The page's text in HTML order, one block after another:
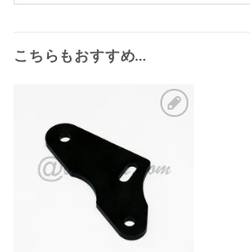
こちらもおすすめ…